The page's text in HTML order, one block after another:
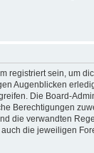
registriert sein, um
Augenblicken
Die Board-
Berechtigungen
die verwandten
die jeweiligen